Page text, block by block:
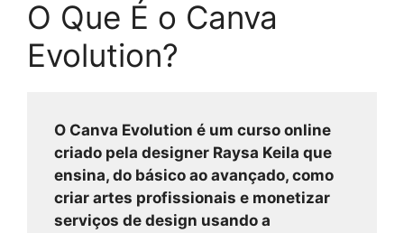
O Que É o Canva
Evolution?
O Canva Evolution é um curso online
criado pela designer Raysa Keila que
ensina, do básico ao avançado, como
criar artes profissionais e monetizar
serviços de design usando a